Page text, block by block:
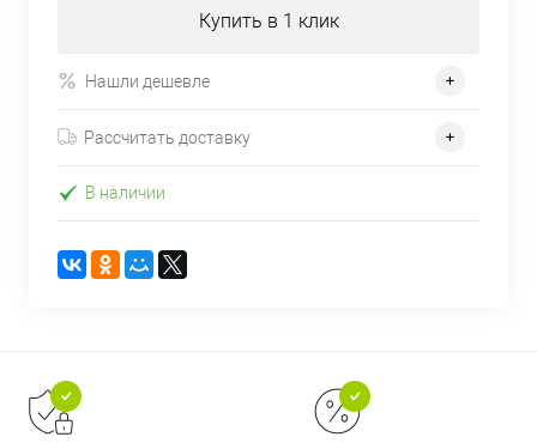
Купить в 1 клик
Нашли дешевле
Рассчитать доставку
В наличии